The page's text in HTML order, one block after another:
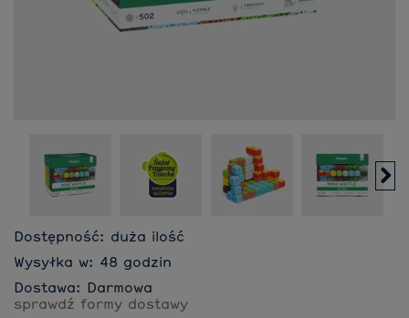
Dostępność:
duża ilość
Wysyłka w:
48 godzin
Dostawa:
Darmowa
sprawdź formy dostawy